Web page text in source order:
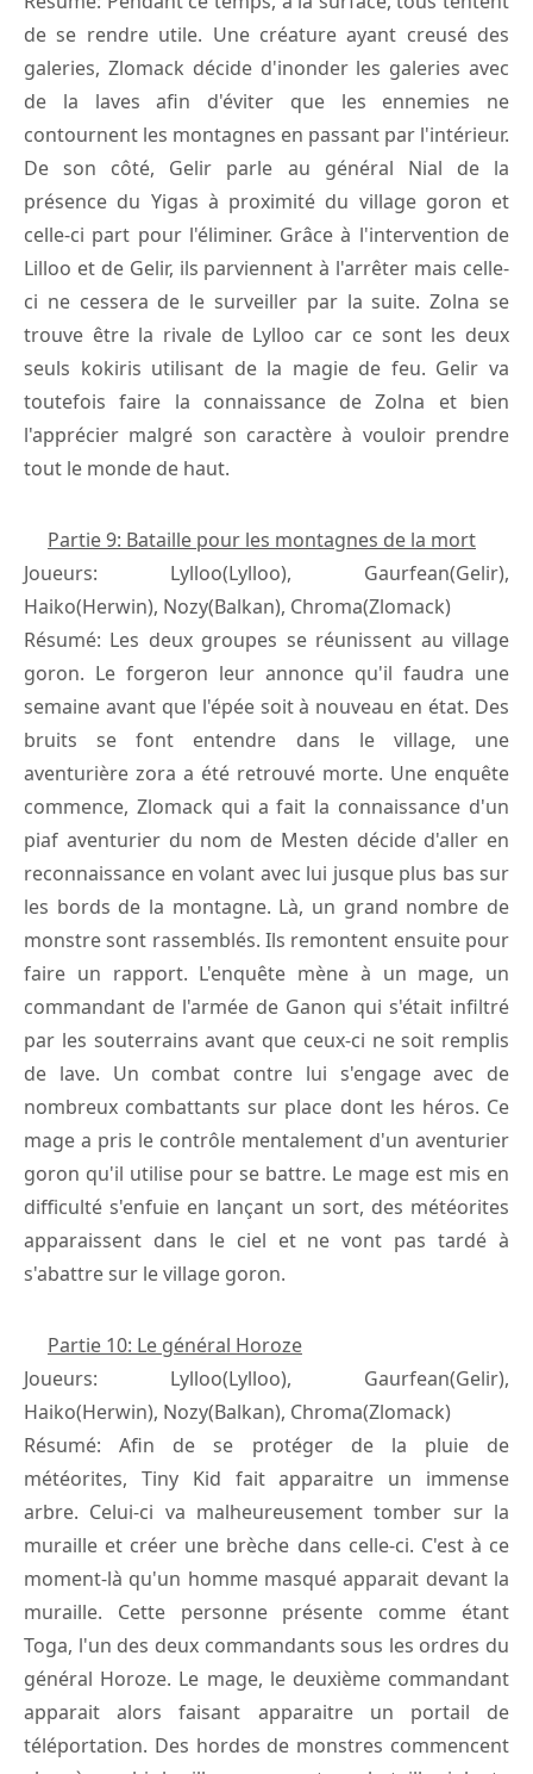
de se rendre utile. Une créature ayant creusé des
galeries, Zlomack décide d'inonder les galeries avec
de la laves afin d'éviter que les ennemies ne
contournent les montagnes en passant par l'intérieur.
De son côté, Gelir parle au général Nial de la
présence du Yigas à proximité du village goron et
celle-ci part pour l'éliminer. Grâce à l'intervention de
Lilloo et de Gelir, ils parviennent à l'arrêter mais celle-
ci ne cessera de le surveiller par la suite. Zolna se
trouve être la rivale de Lylloo car ce sont les deux
seuls kokiris utilisant de la magie de feu. Gelir va
toutefois faire la connaissance de Zolna et bien
l'apprécier malgré son caractère à vouloir prendre
tout le monde de haut.
Partie 9: Bataille pour les montagnes de la mort
Joueurs: Lylloo(Lylloo), Gaurfean(Gelir),
Haiko(Herwin), Nozy(Balkan), Chroma(Zlomack)
Résumé: Les deux groupes se réunissent au village
goron. Le forgeron leur annonce qu'il faudra une
semaine avant que l'épée soit à nouveau en état. Des
bruits se font entendre dans le village, une
aventurière zora a été retrouvé morte. Une enquête
commence, Zlomack qui a fait la connaissance d'un
piaf aventurier du nom de Mesten décide d'aller en
reconnaissance en volant avec lui jusque plus bas sur
les bords de la montagne. Là, un grand nombre de
monstre sont rassemblés. Ils remontent ensuite pour
faire un rapport. L'enquête mène à un mage, un
commandant de l'armée de Ganon qui s'était infiltré
par les souterrains avant que ceux-ci ne soit remplis
de lave. Un combat contre lui s'engage avec de
nombreux combattants sur place dont les héros. Ce
mage a pris le contrôle mentalement d'un aventurier
goron qu'il utilise pour se battre. Le mage est mis en
difficulté s'enfuie en lançant un sort, des météorites
apparaissent dans le ciel et ne vont pas tardé à
s'abattre sur le village goron.
Partie 10: Le général Horoze
Joueurs: Lylloo(Lylloo), Gaurfean(Gelir),
Haiko(Herwin), Nozy(Balkan), Chroma(Zlomack)
Résumé: Afin de se protéger de la pluie de
météorites, Tiny Kid fait apparaitre un immense
arbre. Celui-ci va malheureusement tomber sur la
muraille et créer une brèche dans celle-ci. C'est à ce
moment-là qu'un homme masqué apparait devant la
muraille. Cette personne présente comme étant
Toga, l'un des deux commandants sous les ordres du
général Horoze. Le mage, le deuxième commandant
apparait alors faisant apparaitre un portail de
téléportation. Des hordes de monstres commencent